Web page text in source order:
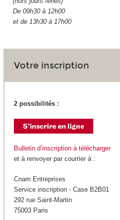
De 09h30 à 12h00
et de 13h30 à 17h00
Votre inscription
2 possibilités :
Bulletin d’inscription à télécharger
et à renvoyer par courrier à :
Cnam Entreprises
Service inscription - Case B2B01
292 rue Saint-Martin
75003 Paris